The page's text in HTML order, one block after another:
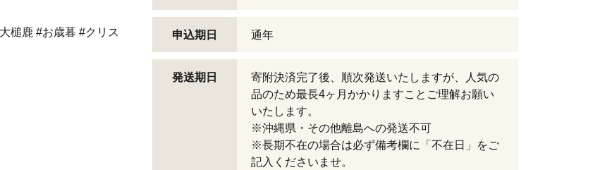
槌鹿 #お歳暮 #クリス
申込期日 通年
発送期日
寄附決済完了後、順次発送いたしますが、人気の
品のため最長4ヶ月かかりますことご理解お願い
いたします。
※沖縄県・その他離島への発送不可
※長期不在の場合は必ず備考欄に「不在日」をご
記入くださいませ。